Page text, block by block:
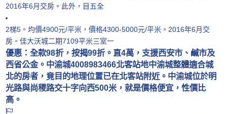
2016年6月交房。此外，目五全
2梯5。均價4900元/平米，價格4300-5000元/平米。2016年6月交
房。佳大沃城二期7109平米三室一
優惠：全款98折，按揭99折。直4萬，支援西安市、鹹市及
西省公金。中渝城4008983466北客站地中渝城整體適合城
北的房者，竟目的地理位置已在北客站附近。中渝城位於明
光路與尚稷路交十字向西500米，就是價格便宜，性價比
高。